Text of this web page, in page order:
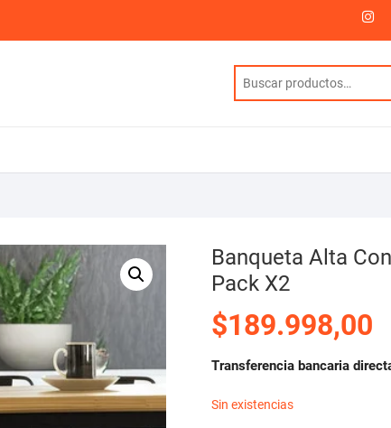
Banqueta Alta
Pack X2
$189.998,00
Transferencia bancaria
Sin existencias